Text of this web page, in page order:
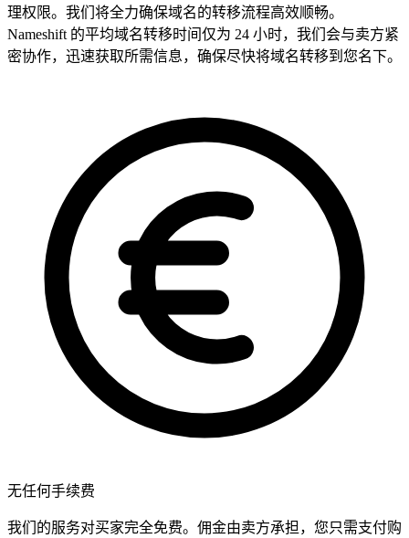
理权限。我们将全力确保域名的转移流程高效顺畅。
Nameshift 的平均域名转移时间仅为 24 小时，我们会与卖方紧
密协作，迅速获取所需信息，确保尽快将域名转移到您名下。
无任何手续费
我们的服务对买家完全免费。佣金由卖方承担，您只需支付购